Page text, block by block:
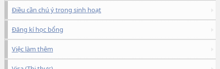
Điều cần chú ý trong sinh hoạt
Đăng kí học bổng
Việc làm thêm